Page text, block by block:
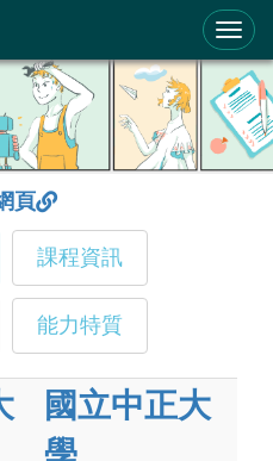
系統
頁
課程資訊
能力特質
國立中正大
學